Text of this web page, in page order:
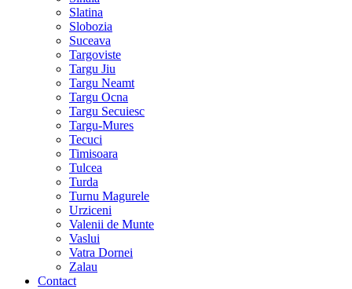
Slatina
Slobozia
Suceava
Targoviste
Targu Jiu
Targu Neamt
Targu Ocna
Targu Secuiesc
Targu-Mures
Tecuci
Timisoara
Tulcea
Turda
Turnu Magurele
Urziceni
Valenii de Munte
Vaslui
Vatra Dornei
Zalau
Contact